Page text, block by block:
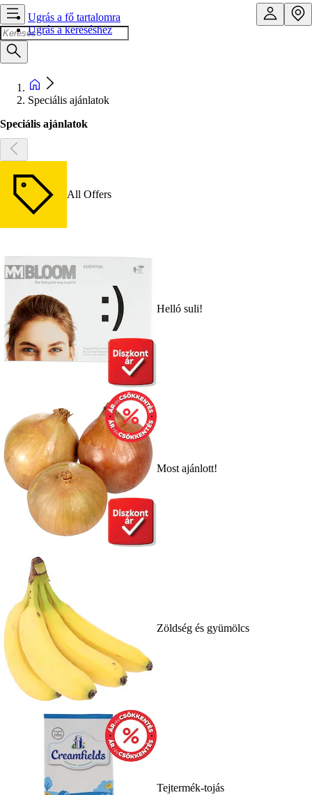
Ugrás a fő tartalomra
Ugrás a kereséshez
Speciális ajánlatok
Speciális ajánlatok
All Offers
Helló suli!
Most ajánlott!
Zöldség és gyümölcs
Tejtermék-tojás